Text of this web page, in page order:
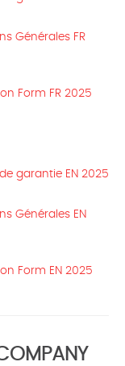
Générales FR
Form FR 2025
garantie EN 2025
Générales EN
Form EN 2025